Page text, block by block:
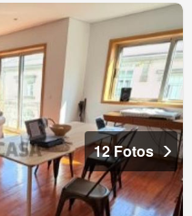
12 Fotos